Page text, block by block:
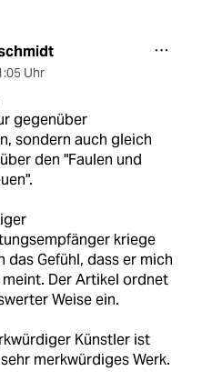
Uhr
gegenüber
sondern auch gleich
den "Faulen und
kriege
das Gefühl, dass er mich
Der Artikel ordnet
Weise ein.
Künstler ist
merkwürdiges Werk.